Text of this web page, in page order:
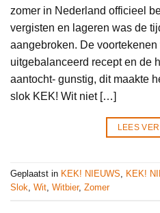
zomer in Nederland officieel
vergisten en lageren was de
aangebroken. De voortekenen
uitgebalanceerd recept en de
aantocht- gunstig, dit maakte
slok KEK! Wit niet […]
LEES
Geplaatst in KEK! NIEUWS KEK!
Slok Wit Witbier, Zomer